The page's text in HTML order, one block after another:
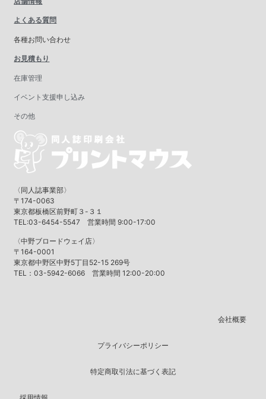
よくある質問
各種お問い合わせ
お見積もり
在庫管理
イベント支援申し込み
その他
〈同人誌事業部〉
〒174-0063
東京都板橋区前野町３-３１
TEL:03-6454-5547 営業時間 9:00-17:00
〈中野ブロードウェイ店〉
〒164-0001
東京都中野区中野5丁目52-15 269号
TEL：03-5942-6066 営業時間 12:00-20:00
会社概要
プライバシーポリシー
特定商取引法に基づく表記